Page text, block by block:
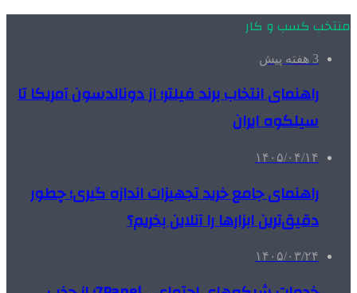
منتخب کسب و کار
3 هفته پیش
راهنمای انتخاب برند فیلتر؛ از دونالدسون آمریکا تا
سیلکوه ایران
۱۴۰۵/۰۴/۱۴
راهنمای جامع خرید تجهیزات اندازه گیری؛ چطور
دقیق‌ترین ابزارها را آنلاین بخریم؟
۱۴۰۵/۰۳/۲۴